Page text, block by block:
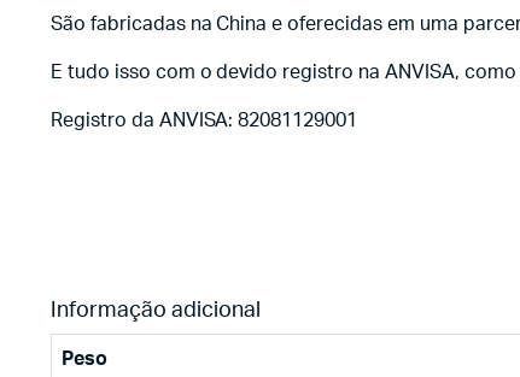
São fabricadas na China e oferecidas em uma
E tudo isso com o devido registro na ANVISA,
Registro da ANVISA: 82081129001
Informação adicional
Peso